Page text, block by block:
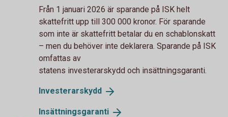
Från 1 januari 2026 är sparande på ISK helt
skattefritt upp till 300 000 kronor. För sparande
som inte är skattefritt betalar du en schablonskatt
– men du behöver inte deklarera. Sparande på ISK
omfattas av
statens investerarskydd och insättningsgaranti.
Investerarskydd
Insättningsgaranti